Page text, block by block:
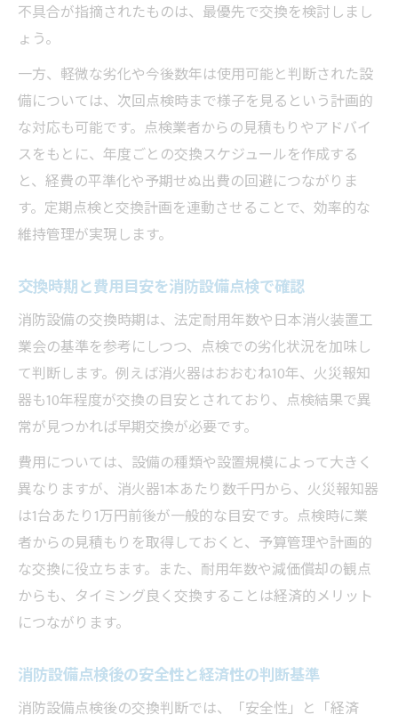
不具合が指摘されたものは、最優先で交換を検討しまし
ょう。
一方、軽微な劣化や今後数年は使用可能と判断された設
備については、次回点検時まで様子を見るという計画的
な対応も可能です。点検業者からの見積もりやアドバイ
スをもとに、年度ごとの交換スケジュールを作成する
と、経費の平準化や予期せぬ出費の回避につながりま
す。定期点検と交換計画を連動させることで、効率的な
維持管理が実現します。
交換時期と費用目安を消防設備点検で確認
消防設備の交換時期は、法定耐用年数や日本消火装置工
業会の基準を参考にしつつ、点検での劣化状況を加味し
て判断します。例えば消火器はおおむね10年、火災報知
器も10年程度が交換の目安とされており、点検結果で異
常が見つかれば早期交換が必要です。
費用については、設備の種類や設置規模によって大きく
異なりますが、消火器1本あたり数千円から、火災報知器
は1台あたり1万円前後が一般的な目安です。点検時に業
者からの見積もりを取得しておくと、予算管理や計画的
な交換に役立ちます。また、耐用年数や減価償却の観点
からも、タイミング良く交換することは経済的メリット
につながります。
消防設備点検後の安全性と経済性の判断基準
消防設備点検後の交換判断では、「安全性」と「経済